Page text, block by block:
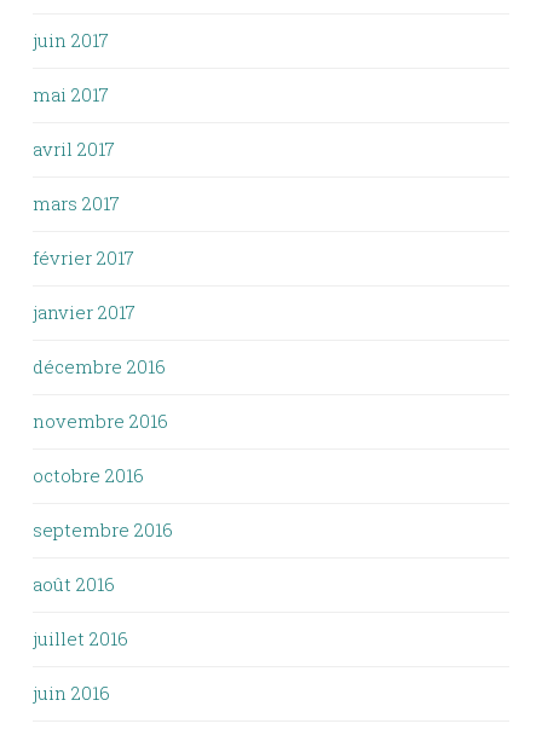
juin 2017
mai 2017
avril 2017
mars 2017
février 2017
janvier 2017
décembre 2016
novembre 2016
octobre 2016
septembre 2016
août 2016
juillet 2016
juin 2016